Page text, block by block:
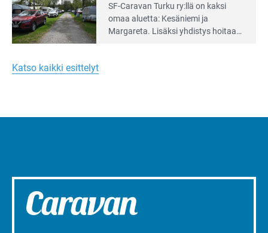
Lue
Leirintäoppaan
artikkeli:
Merellinen
Turun
liepeillä
SF-Caravan Turku ry:llä on kaksi
omaa aluet­ta: Kesäniemi ja
Margareta. Lisäksi yhdis­tys hoitaa
Katso kaikki esittelyt